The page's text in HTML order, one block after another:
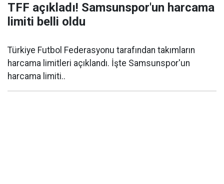
TFF açıkladı! Samsunspor'un harcama
limiti belli oldu
Türkiye Futbol Federasyonu tarafından takımların
harcama limitleri açıklandı. İşte Samsunspor'un
harcama limiti..